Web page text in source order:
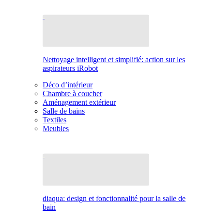
Nettoyage intelligent et simplifié: action sur les
aspirateurs iRobot
Déco d’intérieur
Chambre à coucher
Aménagement extérieur
Salle de bains
Textiles
Meubles
diaqua: design et fonctionnalité pour la salle de
bain